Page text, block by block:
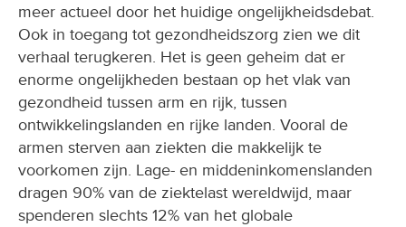
meer actueel door het huidige ongelijkheidsdebat.
Ook in toegang tot gezondheidszorg zien we dit
verhaal terugkeren. Het is geen geheim dat er
enorme ongelijkheden bestaan op het vlak van
gezondheid tussen arm en rijk, tussen
ontwikkelingslanden en rijke landen. Vooral de
armen sterven aan ziekten die makkelijk te
voorkomen zijn. Lage- en middeninkomenslanden
dragen 90% van de ziektelast wereldwijd, maar
spenderen slechts 12% van het globale